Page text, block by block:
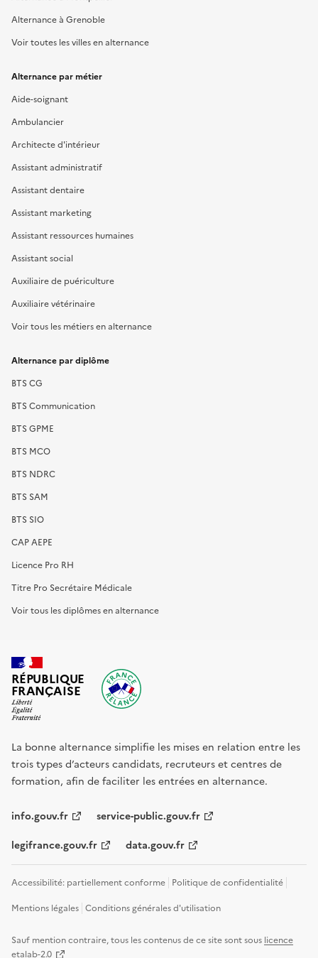
Alternance à Grenoble
Voir toutes les villes en alternance
Alternance par métier
Aide-soignant
Ambulancier
Architecte d'intérieur
Assistant administratif
Assistant dentaire
Assistant marketing
Assistant ressources humaines
Assistant social
Auxiliaire de puériculture
Auxiliaire vétérinaire
Voir tous les métiers en alternance
Alternance par diplôme
BTS CG
BTS Communication
BTS GPME
BTS MCO
BTS NDRC
BTS SAM
BTS SIO
CAP AEPE
Licence Pro RH
Titre Pro Secrétaire Médicale
Voir tous les diplômes en alternance
RÉPUBLIQUE
FRANÇAISE
La bonne alternance simplifie les mises en relation entre les
trois types d’acteurs candidats, recruteurs et centres de
formation, afin de faciliter les entrées en alternance.
info.gouv.fr service-public.gouv.fr
legifrance.gouv.fr data.gouv.fr
Accessibilité: partiellement conforme Politique de confidentialité
Mentions légales Conditions générales d'utilisation
Sauf mention contraire, tous les contenus de ce site sont sous licence
etalab-2.0